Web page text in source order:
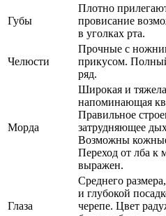
Губы
Плотно
провисание
в уголках рта.
Челюсти
Прочные с
прикусом.
ряд.
Морда
Широкая и
напоминающая
Правильное
затрудняющее
Возможны
Переход от лба к
выражен.
Глаза
Среднего
и глубокой
черепе. Цвет